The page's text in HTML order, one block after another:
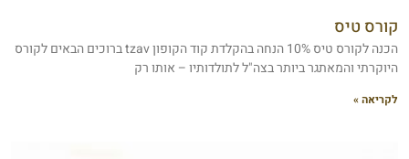
קורס טיס
הכנה לקורס טיס 10% הנחה בהקלדת קוד הקופון tzav ברוכים הבאים לקורס
היוקרתי והמאתגר ביותר בצה"ל לתולדותיו – אותו רק
לקריאה »